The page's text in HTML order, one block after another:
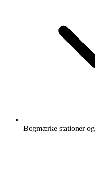
Bogmærke stationer og